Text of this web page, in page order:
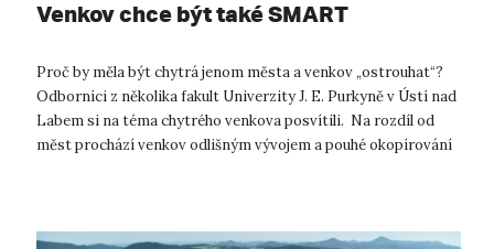
Venkov chce být také SMART
Proč by měla být chytrá jenom města a venkov „ostrouhat“?
Odborníci z několika fakult Univerzity J. E. Purkyně v Ústí nad
Labem si na téma chytrého venkova posvítili. Na rozdíl od
měst prochází venkov odlišným vývojem a pouhé okopírování